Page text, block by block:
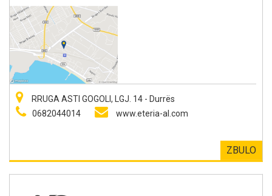
RRUGA ASTI GOGOLI, LGJ. 14 - Durrës
0682044014
www.eteria-al.com
ZBULO